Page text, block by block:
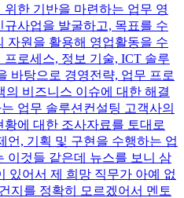
한 기반을 마련하는 업무 영
사업을 발굴하고, 목표를 수
자원을 활용해 영업활동을 수
로세스, 정보 기술, ICT 솔루
바탕으로 경영전략, 업무 프로
의 비즈니스 이슈에 대한 해결
업무 솔루션컨설팅 고객사의
에 대한 조사자료를 토대로
언, 기획 및 구현을 수행하는 업
이것들 같은데 뉴스를 보니 삼
있어서 제 희망 직무가 아예 없
지를 정확히 모르겠어서 멘토